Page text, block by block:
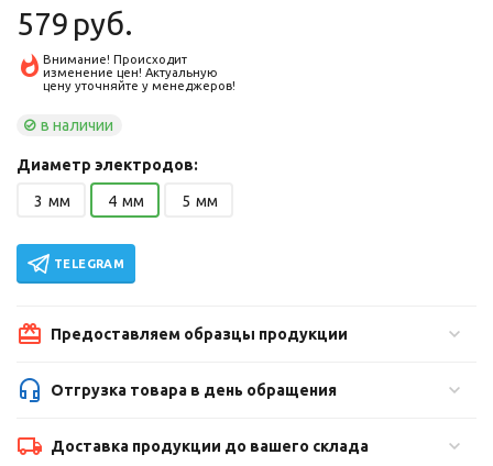
579 руб.
Внимание! Происходит
изменение цен! Актуальную
цену уточняйте у менеджеров!
в наличии
Диаметр электродов:
3 мм 4 мм 5 мм
TELEGRAM
Предоставляем образцы продукции
Отгрузка товара в день обращения
Доставка продукции до вашего склада